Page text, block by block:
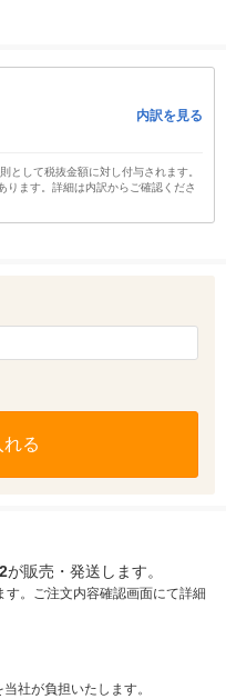
内訳を見る
として税抜金額に対し付与されます。
ります。詳細は内訳からご確認くださ
る
が販売・発送します。
。ご注文内容確認画面にて詳細
社が負担いたします。